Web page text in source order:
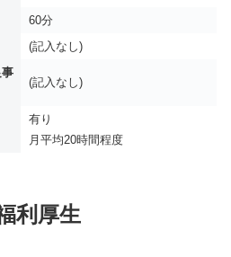
60分
(記入なし)
(記入なし)
有り
月平均20時間程度
利厚生